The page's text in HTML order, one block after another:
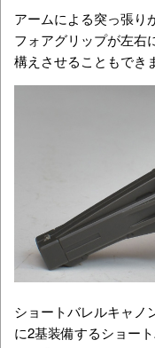
アームによる突っ張り
フォアグリップが左右
構えさせることもでき
ショートバレルキャノ
に2基装備するショー